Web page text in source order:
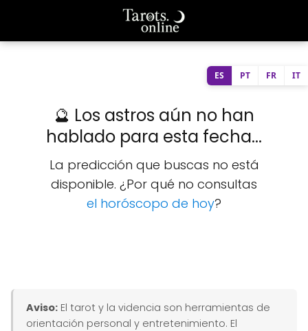
🔮 Los astros aún no han
hablado para esta fecha...
La predicción que buscas no está
disponible. ¿Por qué no consultas
el horóscopo de hoy?
Aviso: El tarot y la videncia son herramientas de
orientación personal y entretenimiento. El
ES PT FR IT